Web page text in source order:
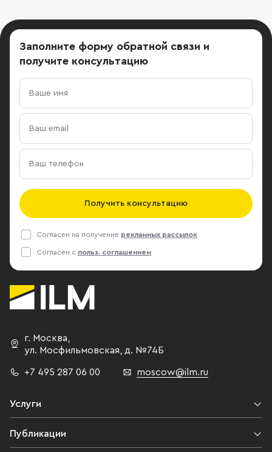
Заполните форму обратной связи и
получите консультацию
Получить консультацию
Согласен на получение рекламных рассылок
Согласен с польз. соглашением
г. Москва,
ул. Мосфильмовская, д. №74Б
+7 495 287 06 00 moscow@ilm.ru
Услуги
Публикации